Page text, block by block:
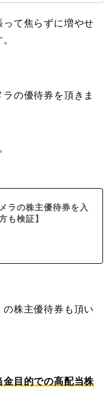
って焦らずに増やせ
の優待券を頂きま
ラの株主優待券を入
も検証】
株主優待券も頂い
目的での高配当株